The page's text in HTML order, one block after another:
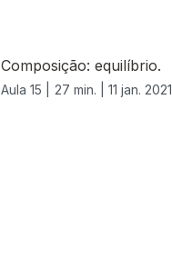
Composição: equilíbrio.
Aula 15 | 27 min. | 11 jan. 2021